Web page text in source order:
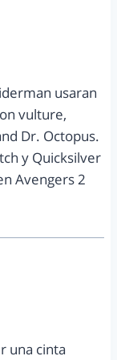
usaran
vulture,
Dr. Octopus.
y Quicksilver
Avengers 2
una cinta